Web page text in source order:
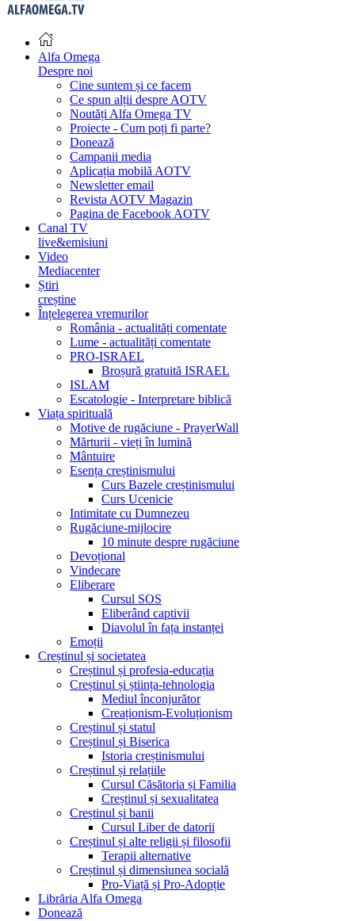
Alfa Omega
Despre noi
Cine suntem și ce facem
Ce spun alții despre AOTV
Noutăți Alfa Omega TV
Proiecte - Cum poți fi parte?
Donează
Campanii media
Aplicația mobilă AOTV
Newsletter email
Revista AOTV Magazin
Pagina de Facebook AOTV
Canal TV
live&emisiuni
Video
Mediacenter
Știri
creștine
Înțelegerea vremurilor
România - actualități comentate
Lume - actualități comentate
PRO-ISRAEL
Broșură gratuită ISRAEL
ISLAM
Escatologie - Interpretare biblică
Viața spirituală
Motive de rugăciune - PrayerWall
Mărturii - vieți în lumină
Mântuire
Esența creștinismului
Curs Bazele creștinismului
Curs Ucenicie
Intimitate cu Dumnezeu
Rugăciune-mijlocire
10 minute despre rugăciune
Devoțional
Vindecare
Eliberare
Cursul SOS
Eliberând captivii
Diavolul în fața instanței
Emoții
Creștinul și societatea
Creștinul și profesia-educația
Creștinul și știința-tehnologia
Mediul înconjurător
Creaționism-Evoluționism
Creștinul și statul
Creștinul și Biserica
Istoria creștinismului
Creștinul și relațiile
Cursul Căsătoria și Familia
Creștinul și sexualitatea
Creștinul și banii
Cursul Liber de datorii
Creștinul și alte religii și filosofii
Terapii alternative
Creștinul și dimensiunea socială
Pro-Viață și Pro-Adopție
Librăria Alfa Omega
Donează